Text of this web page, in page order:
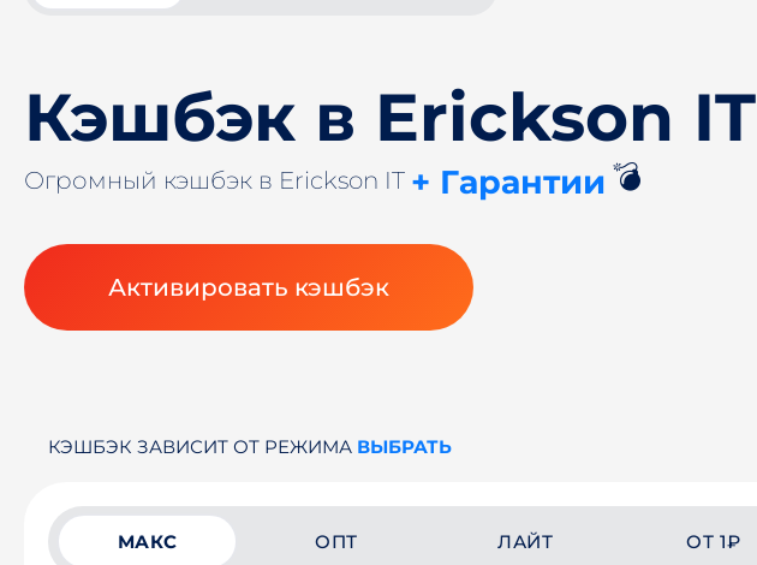
Кэшбэк в Erickson IT
Огромный кэшбэк в Erickson IT + Гарантии 💣
Активировать кэшбэк
КЭШБЭК ЗАВИСИТ ОТ РЕЖИМА ВЫБРАТЬ
МАКС ОПТ ЛАЙТ ОТ 1₽